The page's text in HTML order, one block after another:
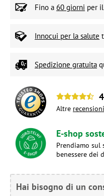
Fino a 60 giorni per
Innocui per la salute
Spedizione gratuita
Altre recensioni
E-shop
Prendiamo sul
benessere dei
Hai bisogno di un